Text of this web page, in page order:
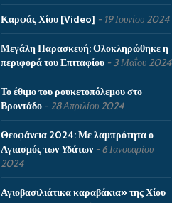
Καρφάς Χίου [Video] 19 Ιουνίου 2024
Μεγάλη Παρασκευή: Ολοκληρώθηκε η
περιφορά του Επιταφίου
3 Μαΐου 2024
Το έθιμο του ρουκετοπόλεμου στο
Βροντάδο
28 Απριλίου 2024
Θεοφάνεια 2024: Με λαμπρότητα ο
Αγιασμός των Υδάτων
6 Ιανουαρίου
2024
Αγιοβασιλιάτικα καραβάκια» της Χίου